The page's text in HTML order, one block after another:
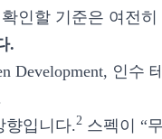
인할 기준은 여전히
.
Development, 인
향입니다.2 스펙이 “